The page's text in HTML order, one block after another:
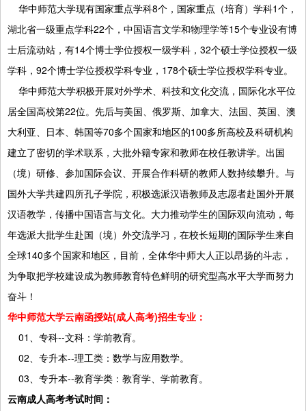
华中师范大学现有国家重点学科8个，国家重点（培育）学科1个，
湖北省一级重点学科22个，中国语言文学和物理学等15个专业设有博
士后流动站，有14个博士学位授权一级学科，32个硕士学位授权一级
学科，92个博士学位授权学科专业，178个硕士学位授权学科专业。
华中师范大学积极开展对外学术、科技和文化交流，国际化水平位
居全国高校第22位。先后与美国、俄罗斯、加拿大、法国、英国、澳
大利亚、日本、韩国等70多个国家和地区的100多所高校及科研机构
建立了密切的学术联系，大批外籍专家和教师在校任教讲学。出国
（境）研修、参加国际会议、开展合作科研的教师人数持续攀升。与
国外大学共建四所孔子学院，积极选派汉语教师及志愿者赴国外开展
汉语教学，传播中国语言与文化。大力推动学生的国际双向流动，每
年选派大批学生赴国（境）外交流学习，在校长短期的国际学生来自
全球140多个国家和地区，目前，全体华中师大人正以昂扬的斗志，
为争取把学校建设成为教师教育特色鲜明的研究型高水平大学而努力
奋斗！
华中师范大学云南函授站(成人高考)招生专业：
01、专科--文科：学前教育。
02、专升本--理工类：数学与应用数学。
03、专升本--教育学类：教育学、学前教育。
云南成人高考考试时间：